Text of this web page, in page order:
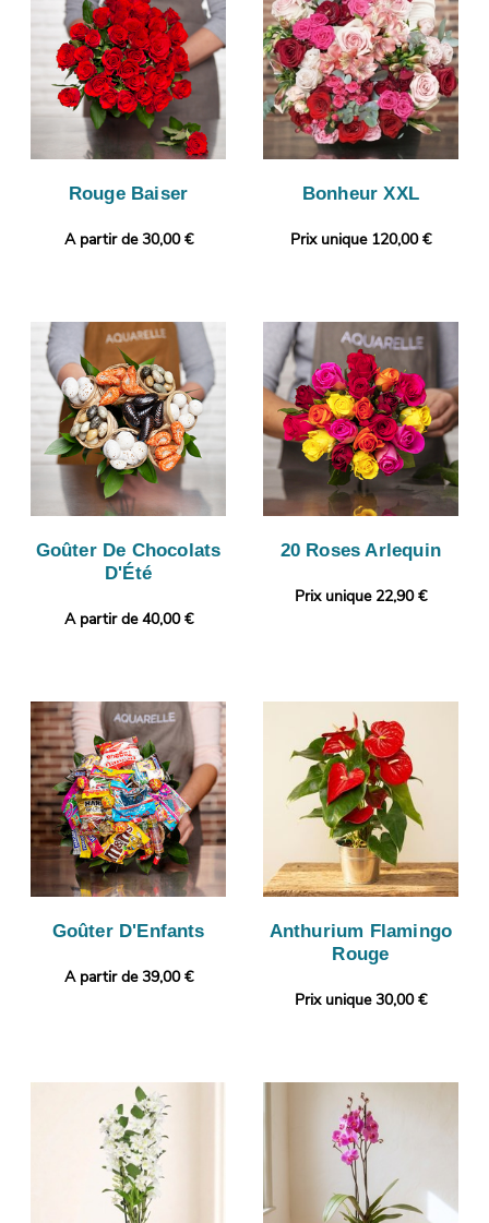
Rouge Baiser
A partir de 30,00 €
Bonheur XXL
Prix unique 120,00 €
Goûter De Chocolats
D'Été
A partir de 40,00 €
20 Roses Arlequin
Prix unique 22,90 €
Goûter D'Enfants
A partir de 39,00 €
Anthurium Flamingo
Rouge
Prix unique 30,00 €